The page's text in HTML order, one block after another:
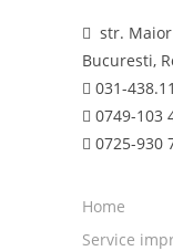
str.
Bucuresti,
031-
0749-103
0725-930
Home
Service